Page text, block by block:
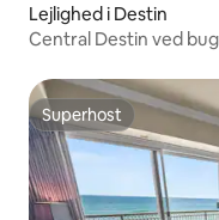
Lejlighed i Destin
Central Destin ved
Superhost
Superhost